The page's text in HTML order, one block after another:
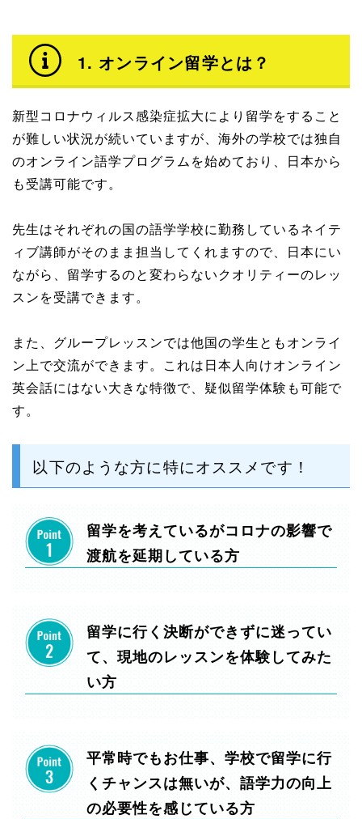
1. オンライン留学とは？
新型コロナウィルス感染症拡大により留学をすること
が難しい状況が続いていますが、海外の学校では独自
のオンライン語学プログラムを始めており、日本から
も受講可能です。
先生はそれぞれの国の語学学校に勤務しているネイテ
ィブ講師がそのまま担当してくれますので、日本にい
ながら、留学するのと変わらないクオリティーのレッ
スンを受講できます。
また、グループレッスンでは他国の学生ともオンライ
ン上で交流ができます。これは日本人向けオンライン
英会話にはない大きな特徴で、疑似留学体験も可能で
す。
以下のような方に特にオススメです！
留学を考えているがコロナの影響で
渡航を延期している方
留学に行く決断ができずに迷ってい
て、現地のレッスンを体験してみた
い方
平常時でもお仕事、学校で留学に行
くチャンスは無いが、語学力の向上
の必要性を感じている方